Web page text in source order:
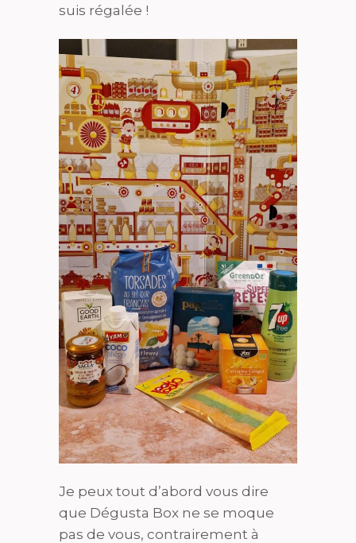
suis régalée !
Je peux tout d’abord vous dire
que Dégusta Box ne se moque
pas de vous, contrairement à